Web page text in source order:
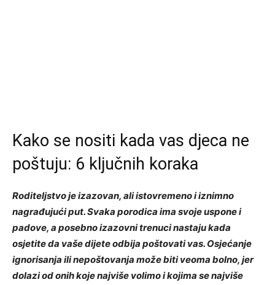
Kako se nositi kada vas djeca ne
poštuju: 6 ključnih koraka
Roditeljstvo je izazovan, ali istovremeno i iznimno
nagrađujući put. Svaka porodica ima svoje uspone i
padove, a posebno izazovni trenuci nastaju kada
osjetite da vaše dijete odbija poštovati vas. Osjećanje
ignorisanja ili nepoštovanja može biti veoma bolno, jer
dolazi od onih koje najviše volimo i kojima se najviše